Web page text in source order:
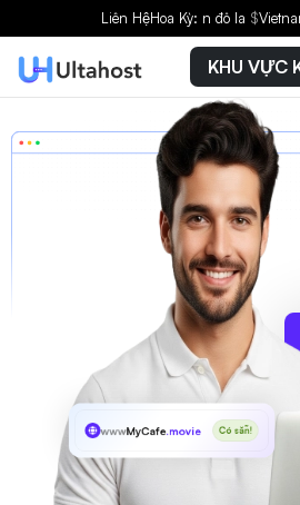
Liên HệHoa Kỳ: n đô la $
KHU VỰC
wwwMyCafe.movie Có sẵn!